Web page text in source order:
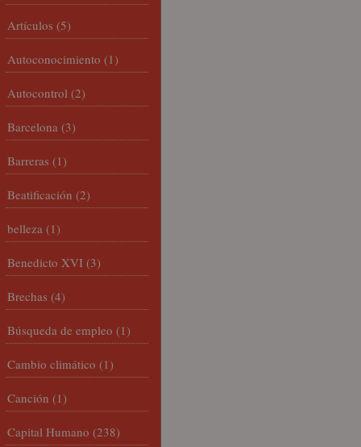
Artículos (5)
Autoconocimiento (1)
Autocontrol (2)
Barcelona (3)
Barreras (1)
Beatificación (2)
belleza (1)
Benedicto XVI (3)
Brechas (4)
Búsqueda de empleo (1)
Cambio climático (1)
Canción (1)
Capital Humano (238)